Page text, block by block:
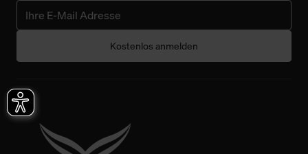
Kostenlos anmelden